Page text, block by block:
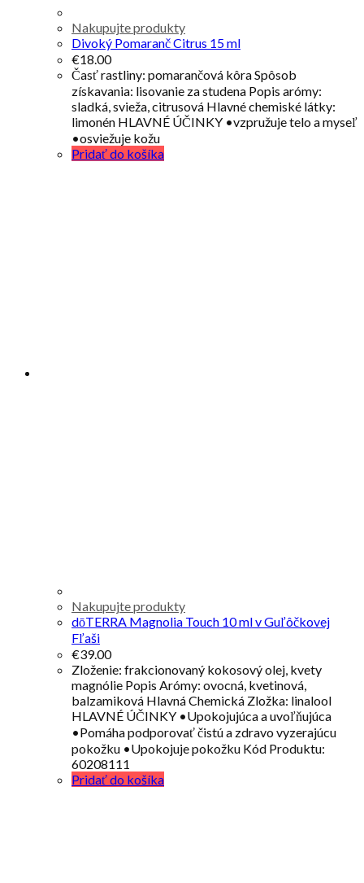
Nakupujte produkty
Divoký Pomaranč Citrus 15 ml
€18.00
Časť rastliny: pomarančová kôra Spôsob
získavania: lisovanie za studena Popis arómy:
sladká, svieža, citrusová Hlavné chemiské látky:
limonén HLAVNÉ ÚČINKY •vzpružuje telo a myseľ
•osviežuje kožu
Pridať do košíka
Nakupujte produkty
dōTERRA Magnolia Touch 10 ml v Guľôčkovej
Fľaši
€39.00
Zloženie: frakcionovaný kokosový olej, kvety
magnólie Popis Arómy: ovocná, kvetinová,
balzamiková Hlavná Chemická Zložka: linalool
HLAVNÉ ÚČINKY •Upokojujúca a uvoľňujúca
•Pomáha podporovať čistú a zdravo vyzerajúcu
pokožku •Upokojuje pokožku Kód Produktu:
60208111
Pridať do košíka